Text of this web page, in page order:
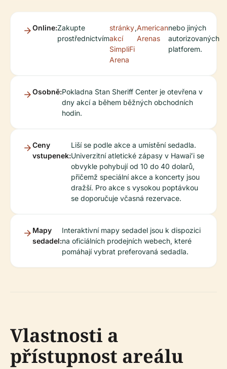
Online:Zakupte
prostřednictvím
stránky
akcí
SimpliFi
Arena
,American
Arenas
nebo jiných
autorizovaných
platforem.
Osobně:Pokladna Stan Sheriff Center je otevřena v
dny akcí a během běžných obchodních
hodin.
Ceny
vstupenek:
Liší se podle akce a umístění sedadla.
Univerzitní atletické zápasy v Hawaiʻi se
obvykle pohybují od 10 do 40 dolarů,
přičemž speciální akce a koncerty jsou
dražší. Pro akce s vysokou poptávkou
se doporučuje včasná rezervace.
Mapy
sedadel:
Interaktivní mapy sedadel jsou k dispozici
na oficiálních prodejních webech, které
pomáhají vybrat preferovaná sedadla.
Vlastnosti a
přístupnost areálu